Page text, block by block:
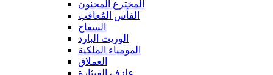
المخترع المجنون
الفأس المُعاقب
السفاح
الوريث البارد
المومياء الملكية
العملاق